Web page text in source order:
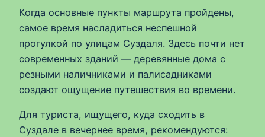
Когда основные пункты маршрута пройдены,
самое время насладиться неспешной
прогулкой по улицам Суздаля. Здесь почти нет
современных зданий — деревянные дома с
резными наличниками и палисадниками
создают ощущение путешествия во времени.
Для туриста, ищущего, куда сходить в
Суздале в вечернее время, рекомендуются: